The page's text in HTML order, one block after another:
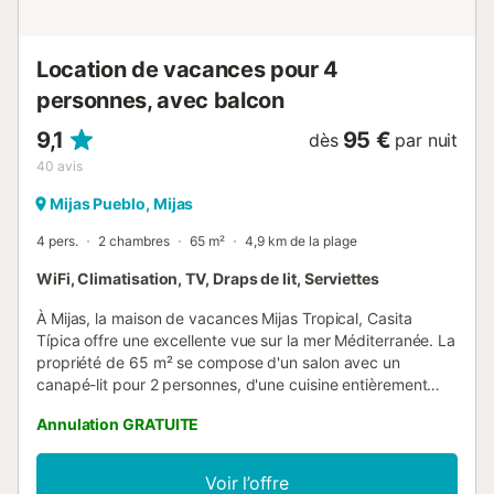
Location de vacances pour 4
personnes, avec balcon
9,1
40 avis
dès 95 € par nuit
Mijas Pueblo, Mijas
4 pers. 2 chambres 65 m² 4,9 km de la plage
WiFi, Climatisation, TV, Draps de lit, Serviettes
À Mijas, la maison de vacances Mijas Tropical, Casita
Típica offre une excellente vue sur la mer Méditerranée. La
propriété de 65 m² se compose d'un salon avec un
canapé-lit pour 2 personnes, d'une cuisine entièrement
donc accueillir 4 personnes. Les équipements
supplémentaires comprennent un Wi-Fi haut débit (adapté
aux appels vidéo) avec un espace travail dédié pour le
Annulation GRATUITE
Voir l’offre